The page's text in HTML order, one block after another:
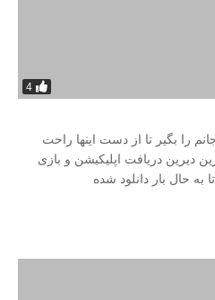
4
را بگیر تا از دست اینها راحت
دیرین دریافت اپلیکیشن و بازی
به حال بار دانلود شده